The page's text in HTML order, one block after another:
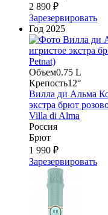
2 890 ₽
Зарезервировать
Год 2025
Объем0.75 L
Крепость12°
Вилла ди Альма
экстра брют
Villa di Alma
Россия
Брют
1 990 ₽
Зарезервировать